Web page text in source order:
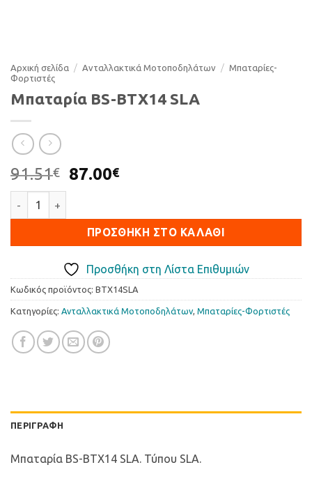
Αρχική σελίδα / Ανταλλακτικά Μοτοποδηλάτων / Μπαταρίες-
Φορτιστές
Μπαταρία BS-BTX14 SLA
91.51€
Original
91.51€.
87.00€Η
είναι:
87.00€.
ΠΡΟΣΘΉΚΗ ΣΤΟ ΚΑΛΆΘΙ
Προσθήκη στη Λίστα Επιθυμιών
Κωδικός προϊόντος: BTX14SLA
Κατηγορίες: Ανταλλακτικά Μοτοποδηλάτων, Μπαταρίες-Φορτιστές
ΠΕΡΙΓΡΑΦΉ
Μπαταρία BS-BTX14 SLA. Τύπου SLA.